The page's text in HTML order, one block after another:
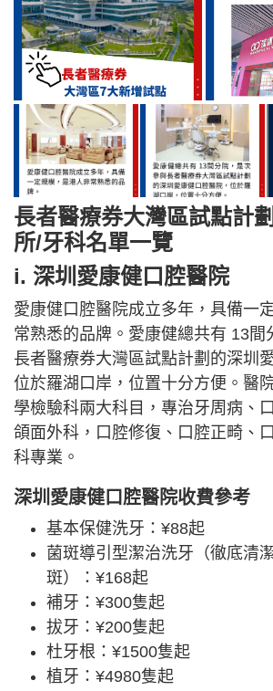
長者醫療券大灣區試點計
所/牙科名單一覽
i. 深圳愛康健口腔醫院
愛康健口腔醫院成立多年，具備一
常熟悉的品牌。愛康健總共有 13間
長者醫療券大灣區試點計劃的深圳
位於羅湖口岸，位置十分方便。醫
學檢驗科兩大科目，專治牙周病、
頜面外科，口腔修復、口腔正畸、
科專業。
深圳愛康健口腔醫院收費參考
基本保健洗牙：¥88起
菌斑導引型潔治洗牙（徹底清
斑）：¥168起
補牙：¥300隻起
拔牙：¥200隻起
杜牙根：¥1500隻起
植牙：¥4980隻起